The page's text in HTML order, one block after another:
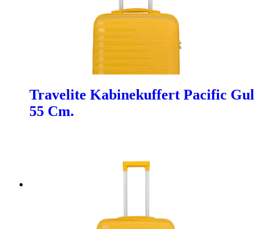
Travelite Kabinekuffert Pacific Gul
55 Cm.